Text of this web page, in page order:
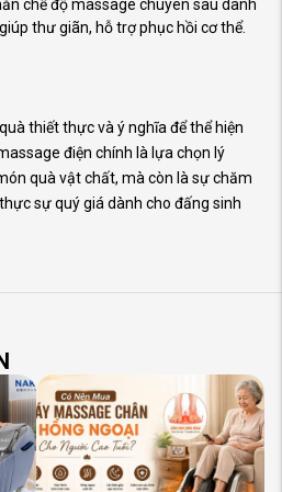
chế độ massage chuyên sâu dành
thư giãn, hỗ trợ phục hồi cơ thể.
thiết thực và ý nghĩa để thể hiện
điện chính là lựa chọn lý
quà vật chất, mà còn là sự chăm
sự quý giá dành cho đấng sinh